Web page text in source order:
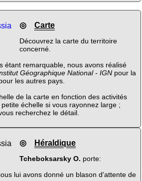
◎ Carte
Découvrez la carte du territoire
concerné.
étant remarquable, nous avons réalisé
Géographique National - IGNpour la
les autres pays.
de la carte en fonction des activités
échelle si vous rayonnez large ;
recherchez le détail.
◎ Héraldique
Tcheboksarsky O. porte:
lui avons donné un blason d'attente de